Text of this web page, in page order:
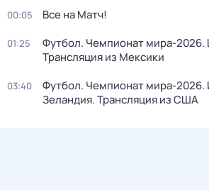
00:05 Все на Матч!
01:25
Футбол. Чемпионат мира-2026.
Трансляция из Мексики
03:40
Футбол. Чемпионат мира-2026.
Зеландия. Трансляция из США